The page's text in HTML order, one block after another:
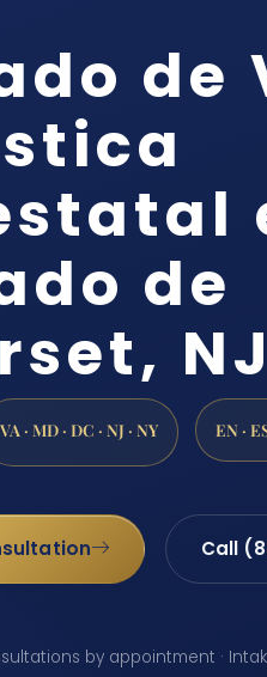
de
de
NJ
VA · MD · DC · NJ · NY EN ·
Call
by appointment ·